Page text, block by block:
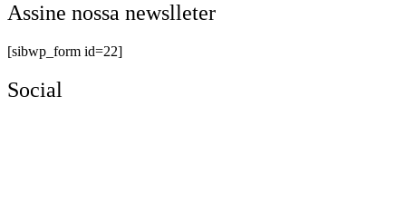
Assine nossa newslleter
[sibwp_form id=22]
Social